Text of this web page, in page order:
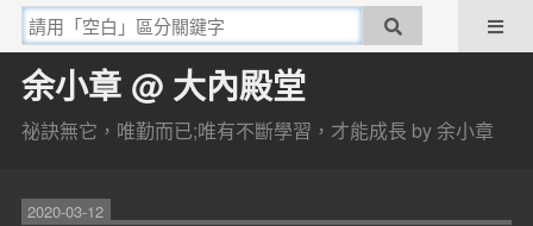
余小章 @ 大內殿堂
祕訣無它，唯勤而已;唯有不斷學習，才能成長 by 余小章
2020-03-12